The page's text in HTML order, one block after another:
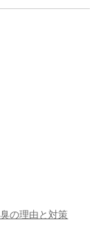
の理由と対策